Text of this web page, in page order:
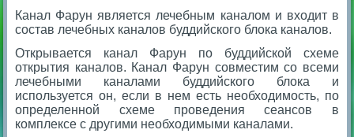
Канал Фарун является лечебным каналом и входит в
состав лечебных каналов буддийского блока каналов.
Открывается канал Фарун по буддийской схеме
открытия каналов. Канал Фарун совместим со всеми
лечебными каналами буддийского блока и
используется он, если в нем есть необходимость, по
определенной схеме проведения сеансов в
комплексе с другими необходимыми каналами.